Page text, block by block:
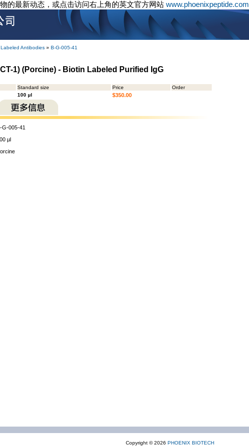
的最新动态，或点击访问右上角的英文官方网站 www.phoenixpeptide.com
Labeled Antibodies » B-G-005-41
1) (Porcine) - Biotin Labeled Purified IgG
Standard size Price
Order
100 µl $350.00
G-005-41
µl
Copyright © 2026 PHOENIX BIOTECH